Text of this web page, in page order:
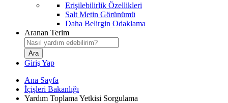
Erişilebilirlik Özellikleri
Salt Metin Görünümü
Daha Belirgin Odaklama
Aranan Terim
Giriş Yap
Ana Sayfa
İçişleri Bakanlığı
Yardım Toplama Yetkisi Sorgulama